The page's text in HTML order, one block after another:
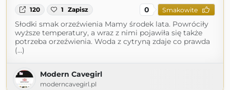
120 1 Zapisz 0 Smakowite
Słodki smak orzeźwienia Mamy środek lata. Powróciły
wyższe temperatury, a wraz z nimi pojawiła się także
potrzeba orzeźwienia. Woda z cytryną zdaje co prawda
(...)
Modern Cavegirl
moderncavegirl.pl